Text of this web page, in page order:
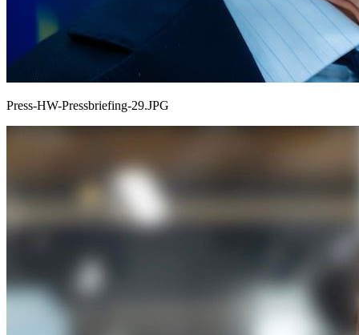
Press-HW-Pressbriefing-29.JPG